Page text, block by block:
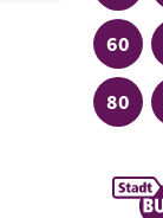
Linie
60
Linie
80